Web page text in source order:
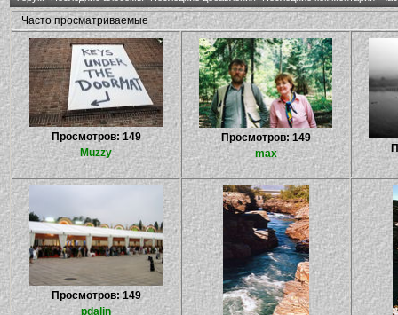
Часто просматриваемые
Просмотров: 149
Muzzy
Просмотров: 149
max
Просмотров: 149
pdalin